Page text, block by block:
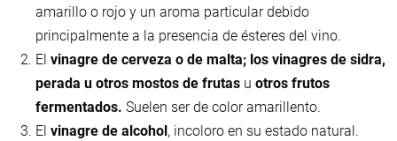
amarillo o rojo y un aroma particular debido
principalmente a la presencia de ésteres del vino.
El vinagre de cerveza o de malta; los vinagres de sidra,
perada u otros mostos de frutas u otros frutos
fermentados. Suelen ser de color amarillento.
El vinagre de alcohol , incoloro en su estado natural.